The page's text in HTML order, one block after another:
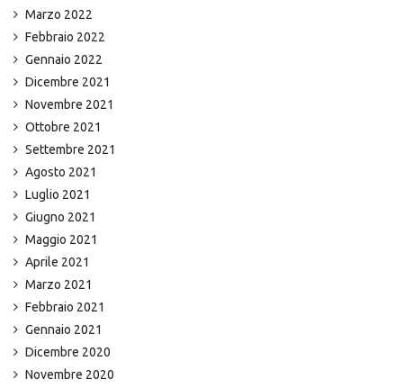
Marzo 2022
Febbraio 2022
Gennaio 2022
Dicembre 2021
Novembre 2021
Ottobre 2021
Settembre 2021
Agosto 2021
Luglio 2021
Giugno 2021
Maggio 2021
Aprile 2021
Marzo 2021
Febbraio 2021
Gennaio 2021
Dicembre 2020
Novembre 2020